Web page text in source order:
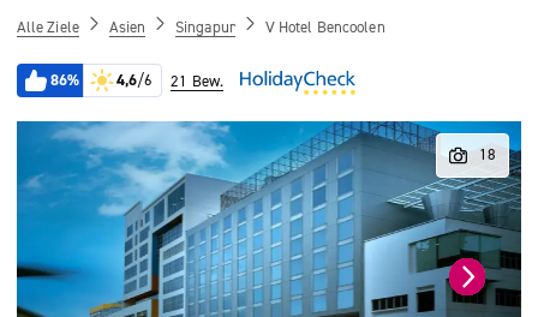
Alle Ziele Asien Singapur V Hotel Bencoolen
86% 4,6/6 21 Bew.